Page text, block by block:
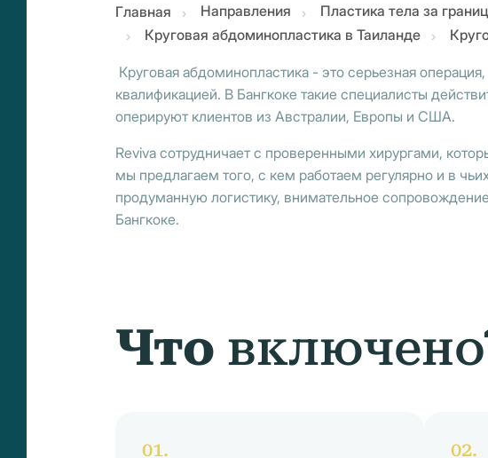
Главная Направления Пластика тела за
Круговая абдоминопластика в Таиланде
Круговая абдоминопластика - это серьезная
квалификацией. В Бангкоке такие специалисты
оперируют клиентов из Австралии, Европы и США.
Reviva сотрудничает с проверенными хирургами,
мы предлагаем того, с кем работаем регулярно и в
продуманную логистику, внимательное
Бангкоке.
Что